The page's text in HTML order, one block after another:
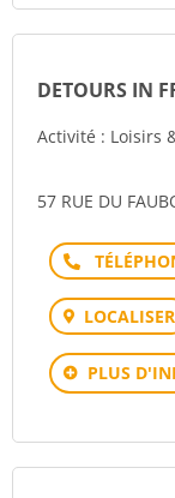
DETOURS IN
Activité : Loisirs
57 RUE DU
LOCALISER
PLUS